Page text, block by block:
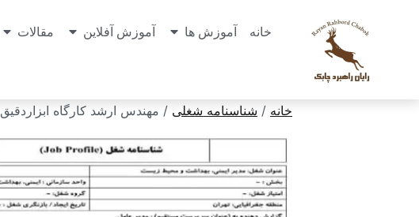
خانه آموزش ها آموزش آفلاین مقالات
خانه / شناسنامه شغلی / مهندس ارشد کارگاه ابزاردقیق